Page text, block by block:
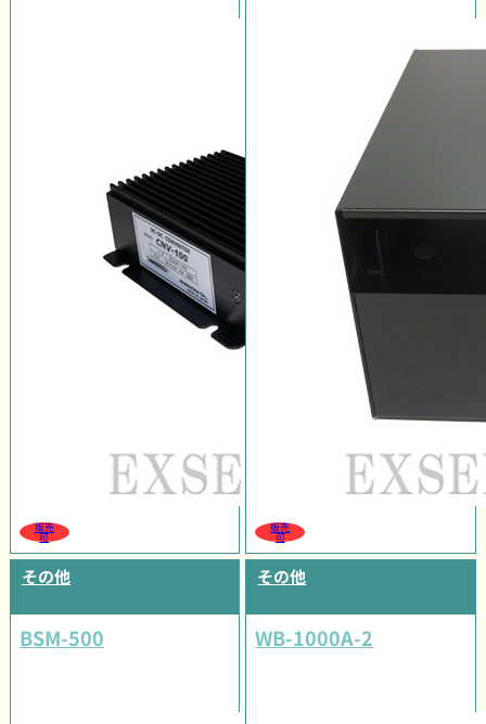
販売
可
販売
可
その他
BSM-500
その他
WB-1000A-2